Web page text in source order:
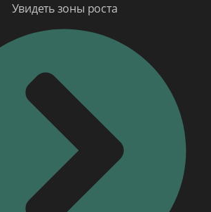
Увидеть зоны роста